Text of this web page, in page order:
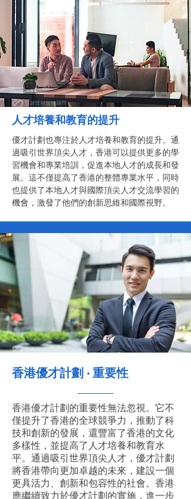
人才培養和教育的提升
優才計劃也專注於人才培養和教育的提升。通
過吸引世界頂尖人才，香港可以提供更多的學
習機會和專業培訓，促進本地人才的成長和發
展。這不僅提高了香港的整體專業水平，同時
也提供了本地人才與國際頂尖人才交流學習的
機會，激發了他們的創新思維和國際視野。
香港優才計劃 ‧ 重要性
香港優才計劃的重要性無法忽視。它不
僅提升了香港的全球競爭力，推動了科
技和創新的發展，還豐富了香港的文化
多樣性，並提高了人才培養和教育水
平。通過吸引世界頂尖人才，優才計劃
將香港帶向更加卓越的未來，建設一個
更具活力、創新和包容性的社會。香港
應繼續致力於優才計劃的實施，進一步